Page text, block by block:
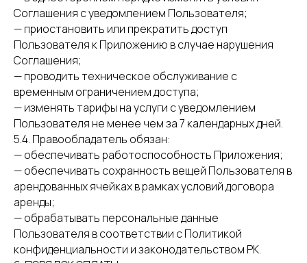
Соглашения с уведомлением Пользователя;
— приостановить или прекратить доступ
Пользователя к Приложению в случае нарушения
Соглашения;
— проводить техническое обслуживание с
временным ограничением доступа;
— изменять тарифы на услуги с уведомлением
Пользователя не менее чем за 7 календарных дней.
5.4. Правообладатель обязан:
— обеспечивать работоспособность Приложения;
— обеспечивать сохранность вещей Пользователя в
арендованных ячейках в рамках условий договора
аренды;
— обрабатывать персональные данные
Пользователя в соответствии с Политикой
конфиденциальности и законодательством РК.